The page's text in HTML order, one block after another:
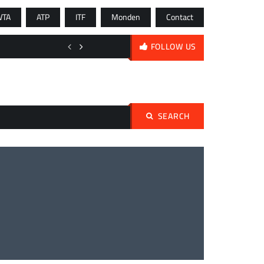
ATP ITF Monden
Contact
Stan Wawrinka a cerut wild card pentru US Open: „Vreau să joc
FOLLOW US
SEARCH
Search